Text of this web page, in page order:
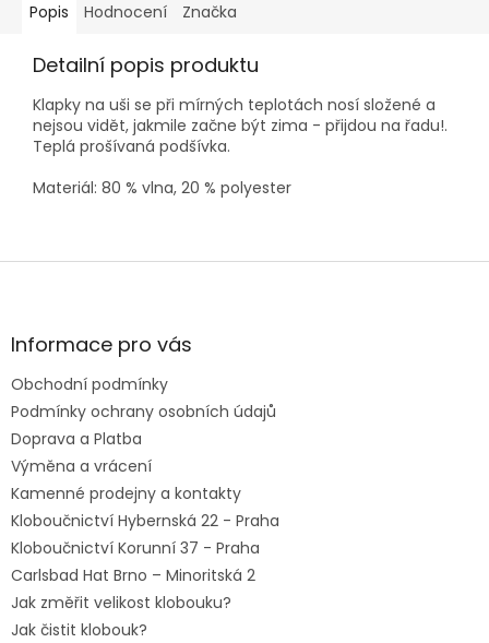
Popis Hodnocení Značka
Detailní popis produktu
Klapky na uši se při mírných teplotách nosí složené a
nejsou vidět, jakmile začne být zima - přijdou na řadu!.
Teplá prošívaná podšívka.
Materiál: 80 % vlna, 20 % polyester
Z
aInformace pro vás
Obchodní podmínky
Podmínky ochrany osobních údajů
Doprava a Platba
Výměna a vrácení
Kamenné prodejny a kontakty
Kloboučnictví Hybernská 22 - Praha
Kloboučnictví Korunní 37 - Praha
Carlsbad Hat Brno – Minoritská 2
Jak změřit velikost klobouku?
Jak čistit klobouk?